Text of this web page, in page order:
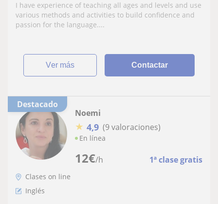
suit the needs of the students and the
desired results, using reading and writing
I have experience of teaching all ages and levels and use
various methods and activities to build confidence and
passion for the language....
ver más Contactar
Destacado
12€/h 1ª clase gratis
Noemi
★ 4,9 (9 valoraciones)
En línea
Clases on line
Inglés